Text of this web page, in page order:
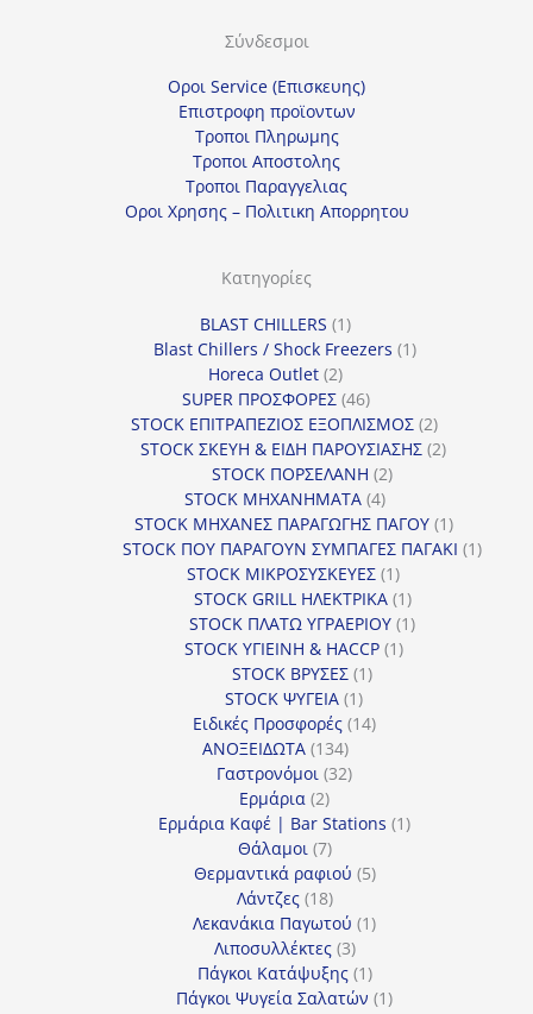
Σύνδεσμοι
Οροι Service (Επισκευης)
Επιστροφη προϊοντων
Τροποι Πληρωμης
Τροποι Αποστολης
Τροποι Παραγγελιας
Οροι Χρησης – Πολιτικη Απορρητου
Κατηγορίες
BLAST CHILLERS 11
προϊόν
Blast Chillers / Shock Freezers 11
Horeca Outlet 22
προϊόντα
SUPER ΠΡΟΣΦΟΡΕΣ 4646
προϊόντα
STOCK ΕΠΙΤΡΑΠΕΖΙΟΣ ΕΞΟΠΛΙΣΜΟΣ 22
προϊόντα
STOCK ΣΚΕΥΗ & ΕΙΔΗ ΠΑΡΟΥΣΙΑΣΗΣ 22
STOCK ΠΟΡΣΕΛΑΝΗ 22
STOCK ΜΗΧΑΝΗΜΑΤΑ 44
προϊόντα
STOCK ΜΗΧΑΝΕΣ ΠΑΡΑΓΩΓΗΣ ΠΑΓΟΥ 11
προϊόν
STOCK ΠΟΥ ΠΑΡΑΓΟΥΝ ΣΥΜΠΑΓΕΣ ΠΑΓΑΚΙ 11
STOCK ΜΙΚΡΟΣΥΣΚΕΥΕΣ 11
προϊόν
STOCK GRILL ΗΛΕΚΤΡΙΚΑ 11
προϊόν
STOCK ΠΛΑΤΩ ΥΓΡΑΕΡΙΟΥ 11
STOCK ΥΓΙΕΙΝΗ & HACCP 11
STOCK ΒΡΥΣΕΣ 11
STOCK ΨΥΓΕΙΑ 11
προϊόν
Ειδικές Προσφορές 1414
ΑΝΟΞΕΙΔΩΤΑ 134134
προϊόντα
Γαστρονόμοι 3232
Ερμάρια 22
προϊόντα
Ερμάρια Καφέ | Bar Stations 11
Θάλαμοι 77
προϊόντα
Θερμαντικά ραφιού 55
Λάντζες 1818
προϊόντα
Λεκανάκια Παγωτού 11
Λιποσυλλέκτες 33
προϊόντα
Πάγκοι Κατάψυξης 11
προϊόν
Πάγκοι Ψυγεία Σαλατών 11